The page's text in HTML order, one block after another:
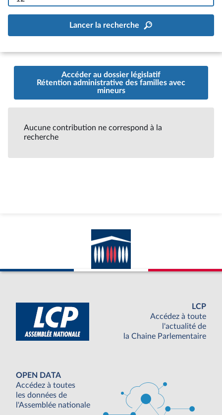
Lancer la recherche
Accéder au dossier législatif
Rétention administrative des familles avec
mineurs
Aucune contribution ne correspond à la
recherche
LCP
Accédez à toute
l'actualité de
la Chaine Parlementaire
OPEN DATA
Accédez à toutes
les données de
l'Assemblée nationale